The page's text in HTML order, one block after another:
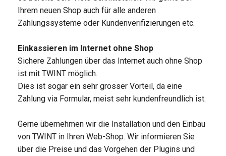
Ihrem neuen Shop auch für alle anderen
Zahlungssysteme oder Kundenverifizierungen etc.
Einkassieren im Internet ohne Shop
Sichere Zahlungen über das Internet auch ohne Shop
ist mit TWINT möglich.
Dies ist sogar ein sehr grosser Vorteil, da eine
Zahlung via Formular, meist sehr kundenfreundlich ist.
Gerne übernehmen wir die Installation und den Einbau
von TWINT in Ihren Web-Shop. Wir informieren Sie
über die Preise und das Vorgehen der Plugins und